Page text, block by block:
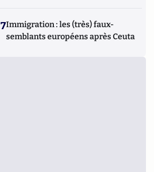
7Immigration : les (très) faux-
semblants européens après Ceuta